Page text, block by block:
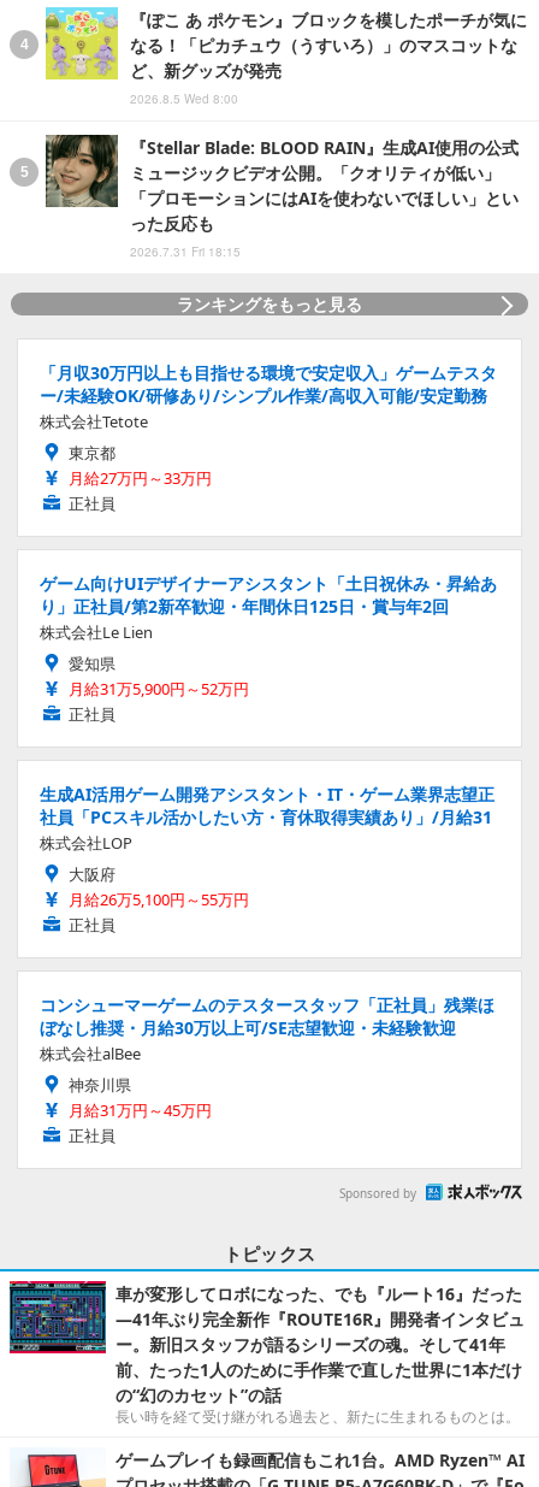
『ぽこ あ ポケモン』ブロックを模したポーチが気に
なる！「ピカチュウ（うすいろ）」のマスコットな
ど、新グッズが発売
2026.8.5 Wed 8:00
『Stellar Blade: BLOOD RAIN』生成AI使用の公式
ミュージックビデオ公開。「クオリティが低い」
「プロモーションにはAIを使わないでほしい」とい
った反応も
2026.7.31 Fri 18:15
ランキングをもっと見る
「月収30万円以上も目指せる環境で安定収入」ゲームテスタ
ー/未経験OK/研修あり/シンプル作業/高収入可能/安定勤務
株式会社Tetote
東京都
月給27万円～33万円
正社員
ゲーム向けUIデザイナーアシスタント「土日祝休み・昇給あ
り」正社員/第2新卒歓迎・年間休日125日・賞与年2回
株式会社Le Lien
愛知県
月給31万5,900円～52万円
正社員
生成AI活用ゲーム開発アシスタント・IT・ゲーム業界志望正
社員「PCスキル活かしたい方・育休取得実績あり」/月給31
株式会社LOP
大阪府
月給26万5,100円～55万円
正社員
コンシューマーゲームのテスタースタッフ「正社員」残業ほ
ぼなし推奨・月給30万以上可/SE志望歓迎・未経験歓迎
株式会社alBee
神奈川県
月給31万円～45万円
正社員
Sponsored by
トピックス
車が変形してロボになった、でも『ルート16』だった
―41年ぶり完全新作『ROUTE16R』開発者インタビュ
ー。新旧スタッフが語るシリーズの魂。そして41年
前、たった1人のために手作業で直した世界に1本だけ
の“幻のカセット”の話
長い時を経て受け継がれる過去と、新たに生まれるものとは。
ゲームプレイも録画配信もこれ1台。AMD Ryzen™ AI